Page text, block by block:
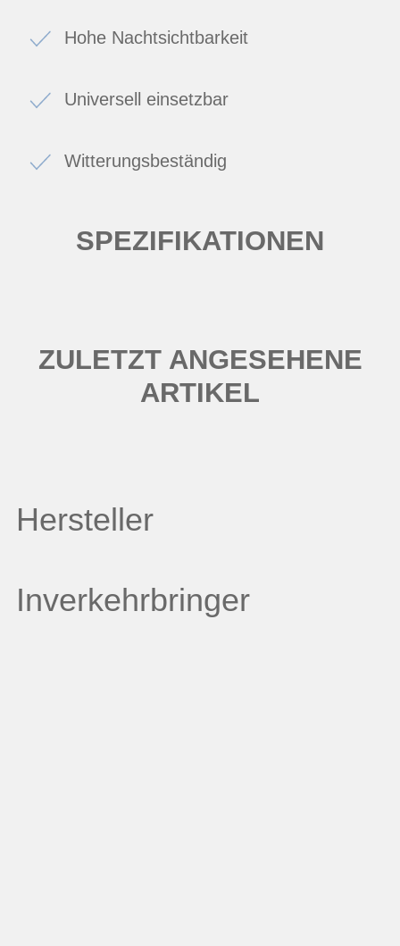
Hohe Nachtsichtbarkeit
Universell einsetzbar
Witterungsbeständig
SPEZIFIKATIONEN
ZULETZT ANGESEHENE
ARTIKEL
Hersteller
Inverkehrbringer